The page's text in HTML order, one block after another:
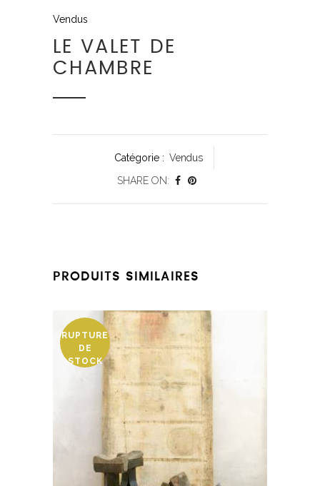
Vendus
LE VALET DE
CHAMBRE
Catégorie : Vendus
SHARE ON:
PRODUITS SIMILAIRES
RUPTURE
DE
STOCK